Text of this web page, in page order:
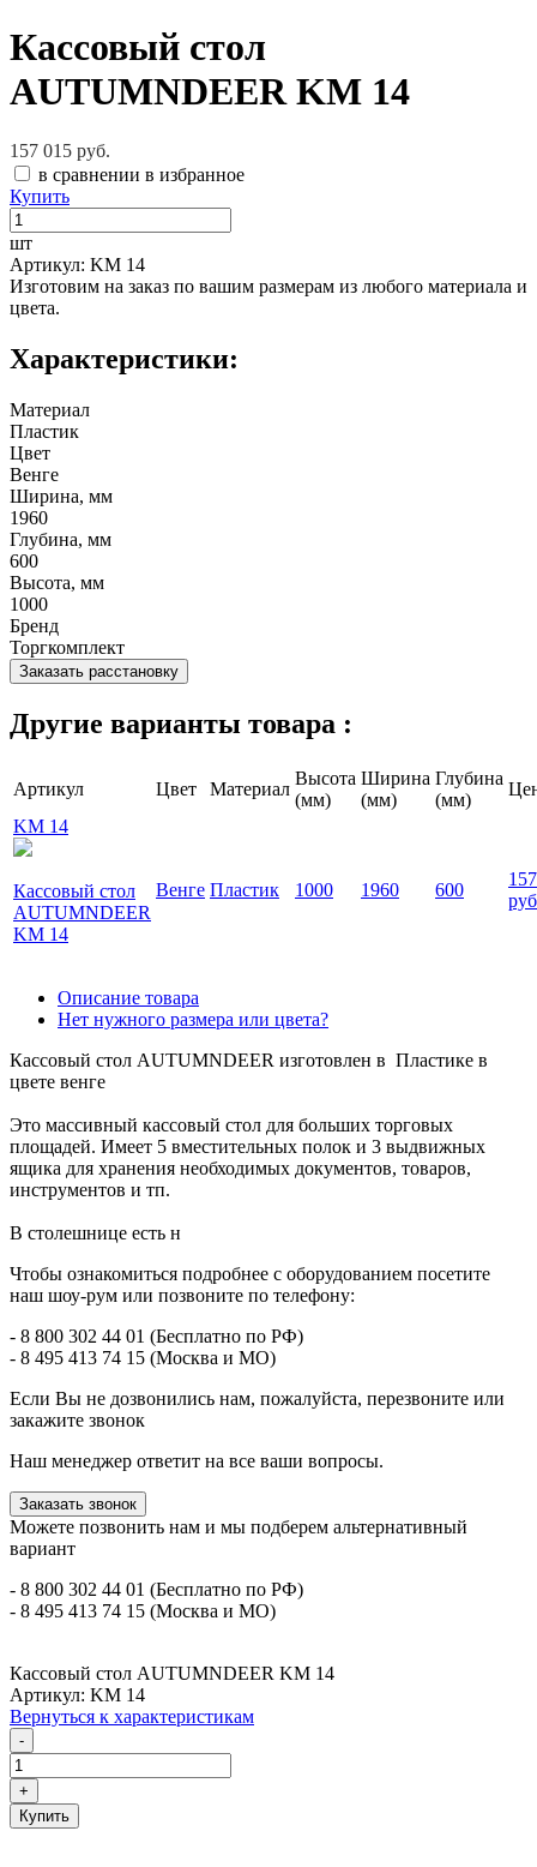
Кассовый стол
AUTUMNDEER KM 14
157 015 руб.
в сравнении в избранное
Купить
шт
Артикул: KM 14
Изготовим на заказ по вашим размерам из любого материала и
цвета.
Характеристики:
Материал
Пластик
Цвет
Венге
Ширина, мм
1960
Глубина, мм
600
Высота, мм
1000
Бренд
Торгкомплект
Заказать расстановку
Другие варианты товара :
Артикул Цвет Материал
Высота
(мм)
Ширина
(мм)
Глубина
(мм)
KM 14
Кассовый стол
AUTUMNDEER
KM 14
Венге Пластик 1000 1960 600
Описание товара
Нет нужного размера или цвета?
Кассовый стол AUTUMNDEER изготовлен в Пластике в
цвете венге
Это массивный кассовый стол для больших торговых
площадей. Имеет 5 вместительных полок и 3 выдвижных
ящика для хранения необходимых документов, товаров,
инструментов и тп.
В столешнице есть н
Чтобы ознакомиться подробнее с оборудованием посетите
наш шоу-рум или позвоните по телефону:
- 8 800 302 44 01 (Бесплатно по РФ)
- 8 495 413 74 15 (Москва и МО)
Если Вы не дозвонились нам, пожалуйста, перезвоните или
закажите звонок
Наш менеджер ответит на все ваши вопросы.
Заказать звонок
Можете позвонить нам и мы подберем альтернативный
вариант
- 8 800 302 44 01 (Бесплатно по РФ)
- 8 495 413 74 15 (Москва и МО)
Кассовый стол AUTUMNDEER KM 14
Артикул: KM 14
Вернуться к характеристикам
-
+
Купить